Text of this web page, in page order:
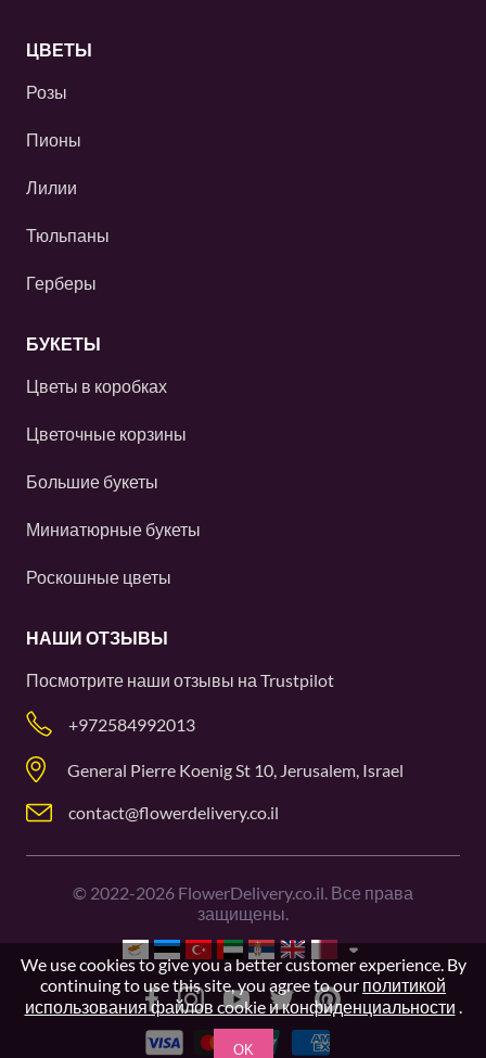
ЦВЕТЫ
Розы
Пионы
Лилии
Тюльпаны
Герберы
БУКЕТЫ
Цветы в коробках
Цветочные корзины
Большие букеты
Миниатюрные букеты
Роскошные цветы
НАШИ ОТЗЫВЫ
Посмотрите наши отзывы на Trustpilot
+972584992013
General Pierre Koenig St 10, Jerusalem, Israel
contact@flowerdelivery.co.il
© 2022-2026 FlowerDelivery.co.il. Все права
защищены.
We use cookies to give you a better customer experience. By
continuing to use this site, you agree to our политикой
использования файлов cookie и конфиденциальности .
OK